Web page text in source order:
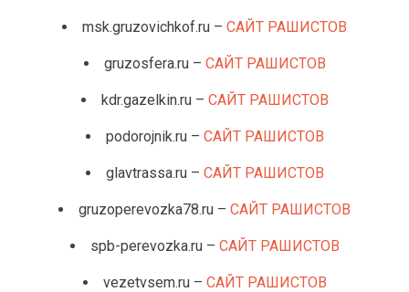
msk.gruzovichkof.ru – САЙТ РАШИСТОВ
gruzosfera.ru – САЙТ РАШИСТОВ
kdr.gazelkin.ru – САЙТ РАШИСТОВ
podorojnik.ru – САЙТ РАШИСТОВ
glavtrassa.ru – САЙТ РАШИСТОВ
gruzoperevozka78.ru – САЙТ РАШИСТОВ
spb-perevozka.ru – САЙТ РАШИСТОВ
vezetvsem.ru – САЙТ РАШИСТОВ